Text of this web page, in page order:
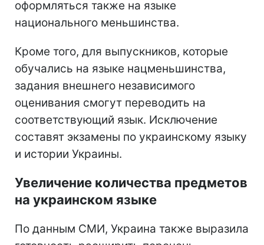
оформляться также на языке
национального меньшинства.
Кроме того, для выпускников, которые
обучались на языке нацменьшинства,
задания внешнего независимого
оценивания смогут переводить на
соответствующий язык. Исключение
составят экзамены по украинскому языку
и истории Украины.
Увеличение количества предметов
на украинском языке
По данным СМИ, Украина также выразила